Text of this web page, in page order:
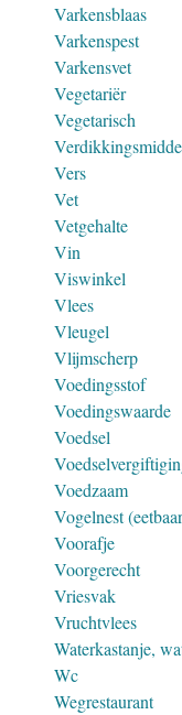
Varkensblaas
Varkenspest
Varkensvet
Vegetariër
Vegetarisch
Vers
Vet
Vetgehalte
Vin
Viswinkel
Vlees
Vleugel
Vlijmscherp
Voedingsstof
Voedingswaarde
Voedsel
Voedzaam
Vogelnest
Voorafje
Voorgerecht
Vriesvak
Vruchtvlees
Waterkastanje,
Wc
Wegrestaurant